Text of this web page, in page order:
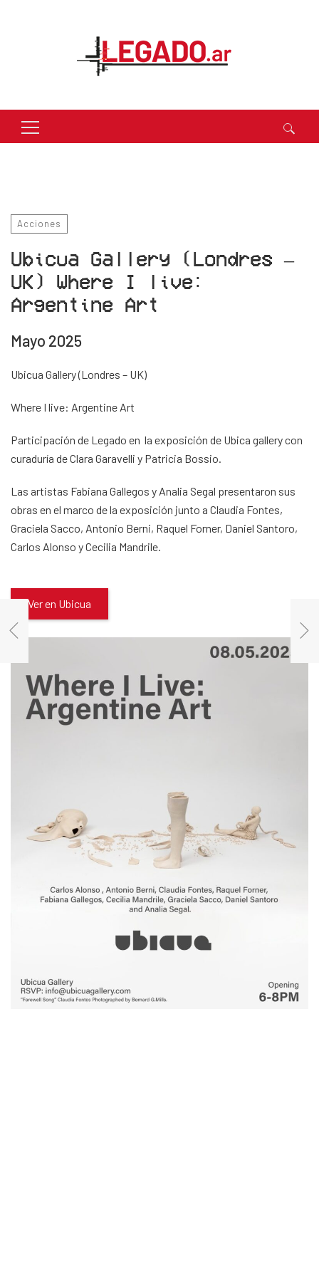
Buscar:
Acciones
Ubicua Gallery (Londres –
UK) Where I live:
Argentine Art
Mayo 2025
Ubicua Gallery (Londres – UK)
Where I live: Argentine Art
Participación de Legado en la exposición de Ubica gallery con
curaduría de Clara Garavelli y Patricia Bossio.
Las artistas Fabiana Gallegos y Analia Segal presentaron sus
obras en el marco de la exposición junto a Claudia Fontes,
Graciela Sacco, Antonio Berni, Raquel Forner, Daniel Santoro,
Carlos Alonso y Cecilia Mandrile.
Ver en Ubicua